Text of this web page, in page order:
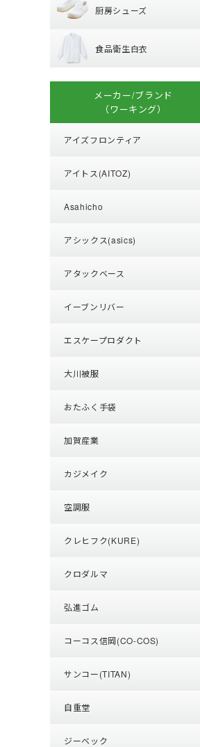
厨房シューズ
食品衛生白衣
メーカー/ブランド
（ワーキング）
アイズフロンティア
アイトス(AITOZ)
Asahicho
アシックス(asics)
アタックベース
イーブンリバー
エスケープロダクト
大川被服
おたふく手袋
加賀産業
カジメイク
空調服
クレヒフク(KURE)
クロダルマ
弘進ゴム
コーコス信岡(CO-COS)
サンコー(TITAN)
自重堂
ジーベック